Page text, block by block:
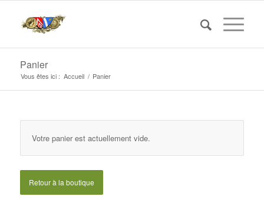
Panier
Vous êtes ici : Accueil / Panier
Votre panier est actuellement vide.
Retour à la boutique